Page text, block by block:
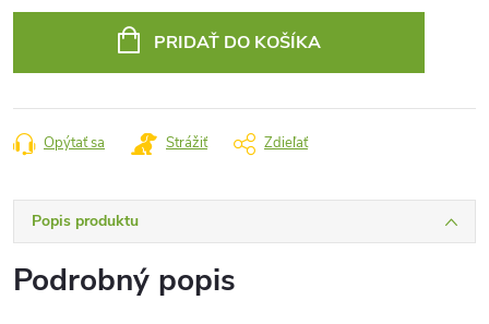
PRIDAŤ DO KOŠÍKA
Opýtať sa Strážiť Zdieľať
Popis produktu
Podrobný popis